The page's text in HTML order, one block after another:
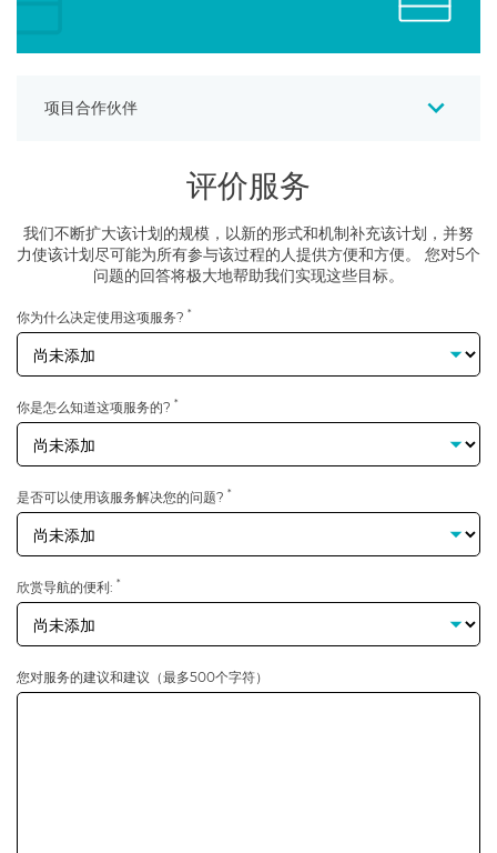
ПАРТНЕРЫ ПРОЕКТА
项目合作伙伴
Центр опережающей профессиональной подготовки
Государственное казенное учреждение Центр занятости
населения Рязанской области
общероссийской общественной организации "Российские
Студенческие Отряды"
评价服务
我们不断扩大该计划的规模，以新的形式和机制补充该计划，并努
力使该计划尽可能为所有参与该过程的人提供方便和方便。 您对5个
问题的回答将极大地帮助我们实现这些目标。
你为什么决定使用这项服务? *
你是怎么知道这项服务的? *
是否可以使用该服务解决您的问题? *
欣赏导航的便利: *
您对服务的建议和建议（最多500个字符）